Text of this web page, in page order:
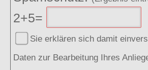
2+5=
Sie erklären sich damit
Daten zur Bearbeitung Ihres